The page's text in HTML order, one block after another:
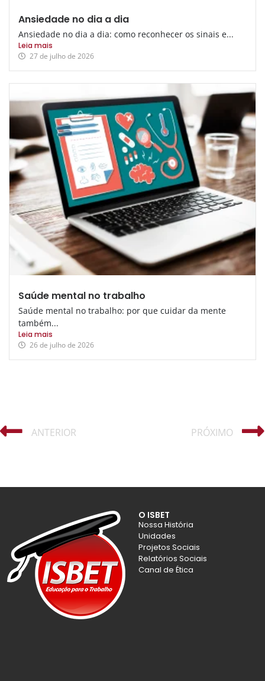
Ansiedade no dia a dia
Ansiedade no dia a dia: como reconhecer os sinais e...
Leia mais
27 de julho de 2026
Saúde mental no trabalho
Saúde mental no trabalho: por que cuidar da mente
também...
Leia mais
26 de julho de 2026
ANTERIOR PRÓXIMO
O ISBET
Nossa História
Unidades
Projetos Sociais
Relatórios Sociais
Canal de Ética